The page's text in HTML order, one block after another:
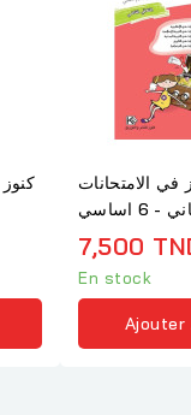
في الامتحانات
اساسي
7,500
En stock
Ajouter